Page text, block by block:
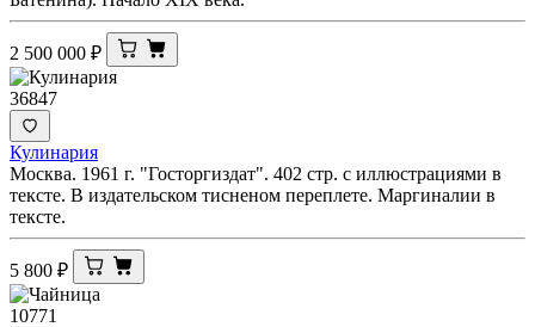
2 500 000 ₽
36847
Кулинария
Москва. 1961 г. "Госторгиздат". 402 стр. с иллюстрациями в
тексте. В издательском тисненом переплете. Маргиналии в
тексте.
5 800 ₽
10771